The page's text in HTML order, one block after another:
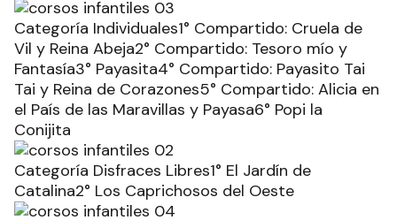
Categoría Individuales1° Compartido: Cruela de
Vil y Reina Abeja2° Compartido: Tesoro mío y
Fantasía3° Payasita4° Compartido: Payasito Tai
Tai y Reina de Corazones5° Compartido: Alicia en
el País de las Maravillas y Payasa6° Popi la
Conijita
Categoría Disfraces Libres1° El Jardín de
Catalina2° Los Caprichosos del Oeste